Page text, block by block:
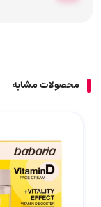
محصولات مشابه